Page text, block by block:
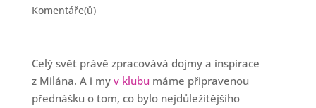
Komentáře(ů)
Celý svět právě zpracovává dojmy a inspirace
z Milána. A i my v klubu máme připravenou
přednášku o tom, co bylo nejdůležitějšího